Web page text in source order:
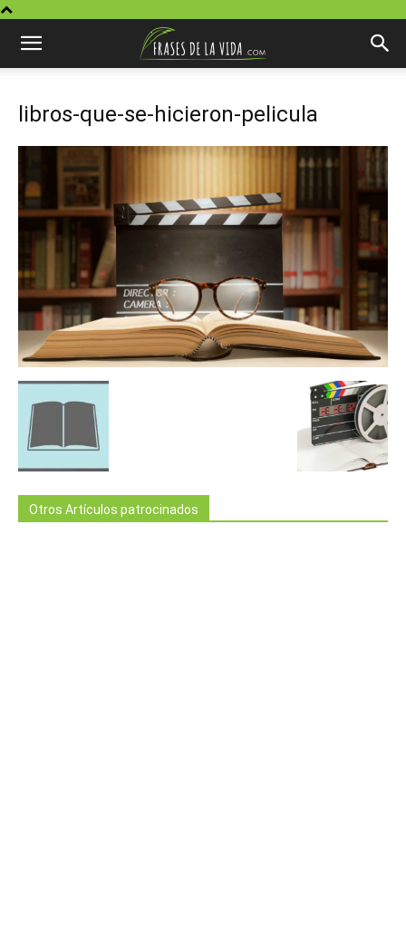
libros-que-se-hicieron-pelicula
Otros Artículos patrocinados